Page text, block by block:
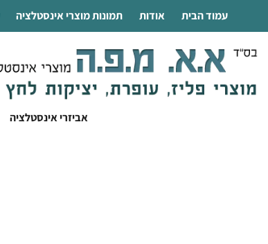
עמוד הבית אודות תמונות מוצרי אינסטלציה
אביזרי אינסטלציה